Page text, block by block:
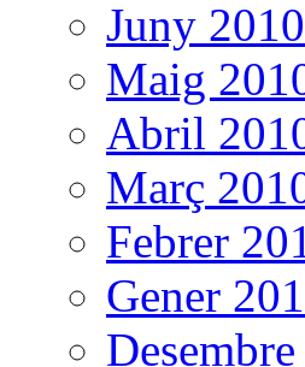
Juny 2010
Maig
Abril
Març
Febrer
Gener